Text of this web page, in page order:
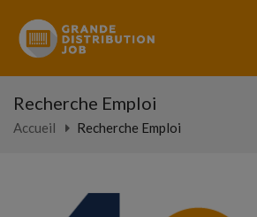
Recherche Emploi
Accueil Recherche Emploi